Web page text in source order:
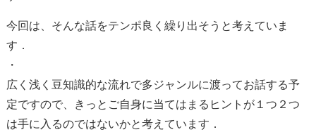
今回は、そんな話をテンポ良く繰り出そうと考えていま
す．
・
広く浅く豆知識的な流れで多ジャンルに渡ってお話する予
定ですので、きっとご自身に当てはまるヒントが１つ２つ
は手に入るのではないかと考えています．